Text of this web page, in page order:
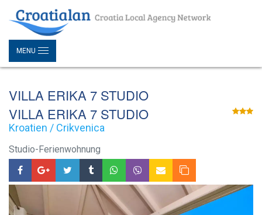
MENU
VILLA ERIKA 7 STUDIO
VILLA ERIKA 7 STUDIO
Kroatien / Crikvenica
Studio-Ferienwohnung